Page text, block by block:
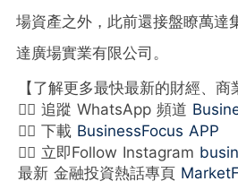
場資產之外，此前還接盤瞭萬達
達廣場實業有限公司。
【了解更多最快最新的財經、商
👉🏻 追蹤 WhatsApp 頻道
👉🏻 下載 BusinessFocus APP
👉🏻 立即Follow Instagram
最新 金融投資熱話專頁